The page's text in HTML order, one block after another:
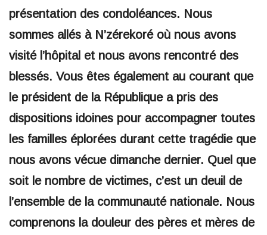
présentation des condoléances. Nous
sommes allés à N’zérekoré où nous avons
visité l’hôpital et nous avons rencontré des
blessés. Vous êtes également au courant que
le président de la République a pris des
dispositions idoines pour accompagner toutes
les familles éplorées durant cette tragédie que
nous avons vécue dimanche dernier. Quel que
soit le nombre de victimes, c’est un deuil de
l’ensemble de la communauté nationale. Nous
comprenons la douleur des pères et mères de